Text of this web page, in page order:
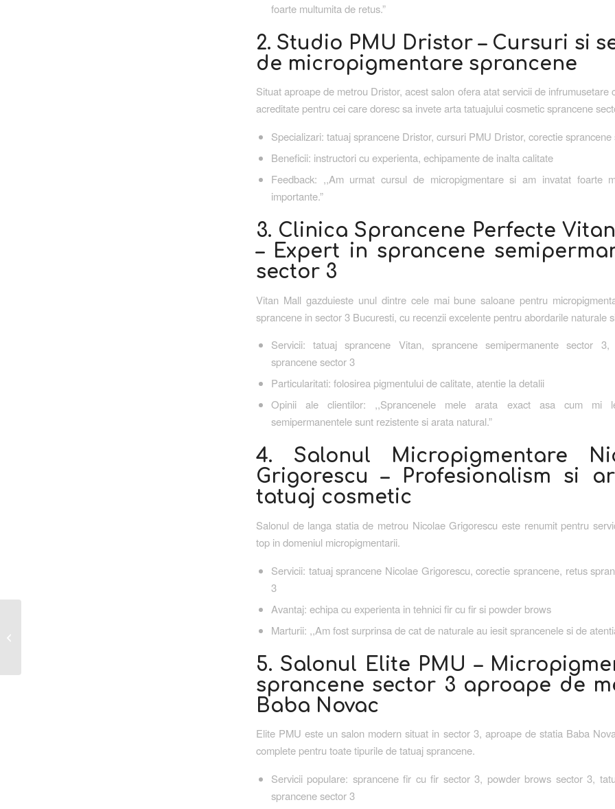
foarte multumita de retus.”
2. Studio PMU Dristor – Cursuri si
de micropigmentare sprancene
Situat aproape de metrou Dristor, acest salon ofera atat servicii de infrumusetare
acreditate pentru cei care doresc sa invete arta tatuajului cosmetic sprancene
Specializari: tatuaj sprancene Dristor, cursuri PMU Dristor, corectie sprancene
Beneficii: instructori cu experienta, echipamente de inalta calitate
Feedback: ,,Am urmat cursul de micropigmentare si am invatat foarte
importante.”
3. Clinica Sprancene Perfecte
– Expert in sprancene
sector 3
Vitan Mall gazduieste unul dintre cele mai bune saloane pentru
sprancene in sector 3 Bucuresti, cu recenzii excelente pentru abordarile naturale
Servicii: tatuaj sprancene Vitan, sprancene semipermanente sector 3,
sprancene sector 3
Particularitati: folosirea pigmentului de calitate, atentie la detalii
Opinii ale clientilor: ,,Sprancenele mele arata exact asa cum mi
semipermanentele sunt rezistente si arata natural.”
4. Salonul Micropigmentare
Grigorescu – Profesionalism si
tatuaj cosmetic
Salonul de langa statia de metrou Nicolae Grigorescu este renumit pentru
top in domeniul micropigmentarii.
Servicii: tatuaj sprancene Nicolae Grigorescu, corectie sprancene, retus
3
Avantaj: echipa cu experienta in tehnici fir cu fir si powder brows
Marturii: ,,Am fost surprinsa de cat de naturale au iesit sprancenele si de
5. Salonul Elite PMU –
sprancene sector 3 aproape de
Baba Novac
Elite PMU este un salon modern situat in sector 3, aproape de statia Baba
complete pentru toate tipurile de tatuaj sprancene.
Servicii populare: sprancene fir cu fir sector 3, powder brows sector 3,
sprancene sector 3